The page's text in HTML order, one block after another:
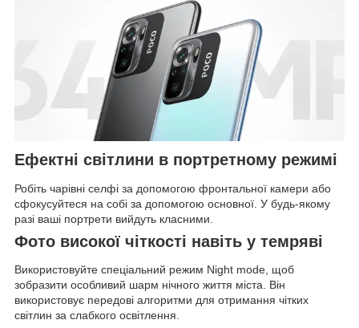
Ефектні світлини в портретному режимі
Робіть чарівні селфі за допомогою фронтальної камери або
сфокусуйтеся на собі за допомогою основної. У будь-якому
разі ваші портрети вийдуть класними.
Фото високої чіткості навіть у темряві
Використовуйте спеціальний режим Night mode, щоб
зобразити особливий шарм нічного життя міста. Він
використовує передові алгоритми для отримання чітких
світлин за слабкого освітлення.